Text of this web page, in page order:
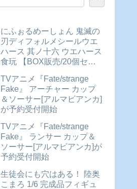
にふぉるめーしょん 鬼滅の
刃ディフォルメシールウエ
ハース 其ノ十六 ウエハース
食玩 【BOX販売/20個セッ
TVアニメ『Fate/strange
Fake』 アーチャー カップ
＆ソーサー[アルマビアンカ]
が予約受付開始
TVアニメ『Fate/strange
Fake』 ランサー カップ＆
ソーサー[アルマビアンカ]が
予約受付開始
生徒会にも穴はある！ 陸奥
こまろ 1/6 完成品フィギュ